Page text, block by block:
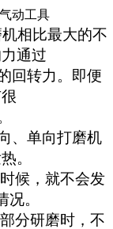
动工具
相比最大的不
通过
回转力。即便
、单向打磨机
。
候，就不会发
。
分研磨时，不